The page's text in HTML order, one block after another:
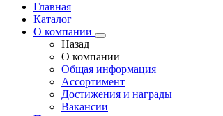
Главная
Каталог
О компании
Назад
О компании
Общая информация
Ассортимент
Достижения и награды
Вакансии